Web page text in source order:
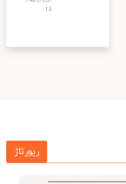
13
رپورتاژ